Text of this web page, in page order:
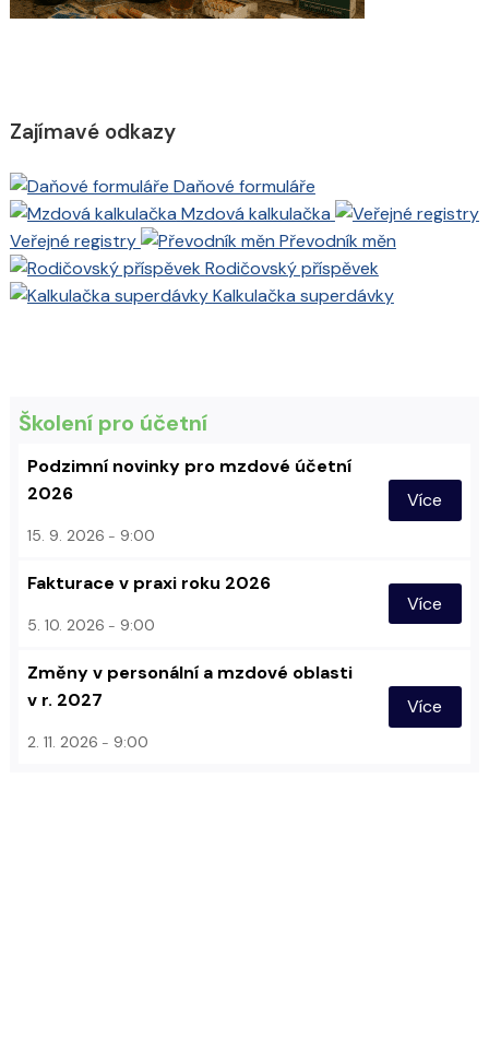
Zajímavé odkazy
Daňové formuláře
Mzdová kalkulačka
Veřejné registry
Převodník měn
Rodičovský příspěvek
Kalkulačka superdávky
Školení pro účetní
Podzimní novinky pro mzdové účetní
2026
15. 9. 2026 9:00
Více
Fakturace v praxi roku 2026
5. 10. 2026 9:00
Více
Změny v personální a mzdové oblasti
v r. 2027
2. 11. 2026 9:00
Více